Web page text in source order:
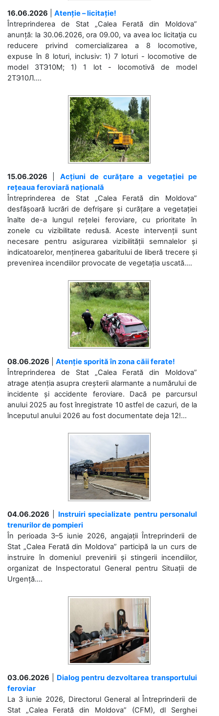
16.06.2026
Atenție – licitație!
Întreprinderea de Stat „Calea Ferată din Moldova”
anunță: la 30.06.2026, ora 09.00, va avea loc licitaţia cu
reducere privind comercializarea a 8 locomotive,
expuse în 8 loturi, inclusiv: 1) 7 loturi - locomotive de
model 3ТЭ10М; 1) 1 lot - locomotivă de model
2ТЭ10Л....
15.06.2026
Acțiuni de curățare a vegetației pe
rețeaua feroviară națională
Întreprinderea de Stat „Calea Ferată din Moldova”
desfășoară lucrări de defrișare și curățare a vegetației
înalte de-a lungul rețelei feroviare, cu prioritate în
zonele cu vizibilitate redusă. Aceste intervenții sunt
necesare pentru asigurarea vizibilității semnalelor și
indicatoarelor, menținerea gabaritului de liberă trecere și
prevenirea incendiilor provocate de vegetația uscată....
08.06.2026
Atenție sporită în zona căii ferate!
Întreprinderea de Stat „Calea Ferată din Moldova”
atrage atenția asupra creșterii alarmante a numărului de
incidente și accidente feroviare. Dacă pe parcursul
anului 2025 au fost înregistrate 10 astfel de cazuri, de la
începutul anului 2026 au fost documentate deja 12!...
04.06.2026
Instruiri specializate pentru personalul
trenurilor de pompieri
În perioada 3–5 iunie 2026, angajații Întreprinderii de
Stat „Calea Ferată din Moldova” participă la un curs de
instruire în domeniul prevenirii și stingerii incendiilor,
organizat de Inspectoratul General pentru Situații de
Urgență....
03.06.2026
Dialog pentru dezvoltarea transportului
feroviar
La 3 iunie 2026, Directorul General al Întreprinderii de
Stat „Calea Ferată din Moldova” (CFM), dl Serghei